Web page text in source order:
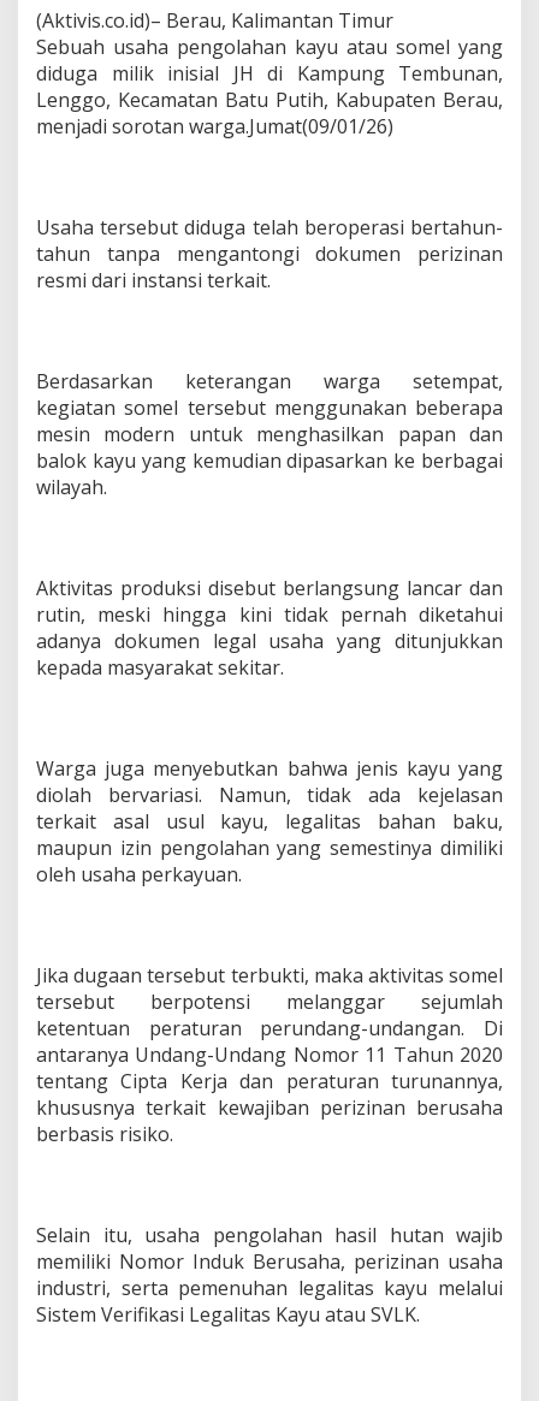
n
B
e
r
a
u
r
o
t
a
(Aktivis.co.id)– Berau, Kalimantan Timur
Sebuah usaha pengolahan kayu atau somel yang
diduga milik inisial JH di Kampung Tembunan,
Lenggo, Kecamatan Batu Putih, Kabupaten Berau,
menjadi sorotan warga.Jumat(09/01/26)
Usaha tersebut diduga telah beroperasi bertahun-
tahun tanpa mengantongi dokumen perizinan
resmi dari instansi terkait.
Berdasarkan keterangan warga setempat,
kegiatan somel tersebut menggunakan beberapa
mesin modern untuk menghasilkan papan dan
balok kayu yang kemudian dipasarkan ke berbagai
wilayah.
Aktivitas produksi disebut berlangsung lancar dan
rutin, meski hingga kini tidak pernah diketahui
adanya dokumen legal usaha yang ditunjukkan
kepada masyarakat sekitar.
Warga juga menyebutkan bahwa jenis kayu yang
diolah bervariasi. Namun, tidak ada kejelasan
terkait asal usul kayu, legalitas bahan baku,
maupun izin pengolahan yang semestinya dimiliki
oleh usaha perkayuan.
Jika dugaan tersebut terbukti, maka aktivitas somel
tersebut berpotensi melanggar sejumlah
ketentuan peraturan perundang-undangan. Di
antaranya Undang-Undang Nomor 11 Tahun 2020
tentang Cipta Kerja dan peraturan turunannya,
khususnya terkait kewajiban perizinan berusaha
berbasis risiko.
Selain itu, usaha pengolahan hasil hutan wajib
memiliki Nomor Induk Berusaha, perizinan usaha
industri, serta pemenuhan legalitas kayu melalui
Sistem Verifikasi Legalitas Kayu atau SVLK.